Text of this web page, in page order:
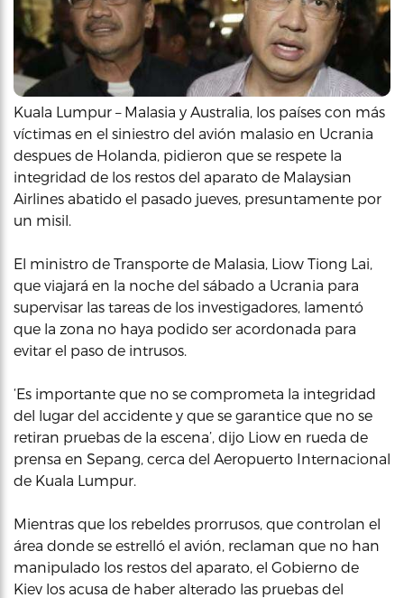
Kuala Lumpur – Malasia y Australia, los países con más
víctimas en el siniestro del avión malasio en Ucrania
despues de Holanda, pidieron que se respete la
integridad de los restos del aparato de Malaysian
Airlines abatido el pasado jueves, presuntamente por
un misil.
El ministro de Transporte de Malasia, Liow Tiong Lai,
que viajará en la noche del sábado a Ucrania para
supervisar las tareas de los investigadores, lamentó
que la zona no haya podido ser acordonada para
evitar el paso de intrusos.
‘Es importante que no se comprometa la integridad
del lugar del accidente y que se garantice que no se
retiran pruebas de la escena’, dijo Liow en rueda de
prensa en Sepang, cerca del Aeropuerto Internacional
de Kuala Lumpur.
Mientras que los rebeldes prorrusos, que controlan el
área donde se estrelló el avión, reclaman que no han
manipulado los restos del aparato, el Gobierno de
Kiev los acusa de haber alterado las pruebas del